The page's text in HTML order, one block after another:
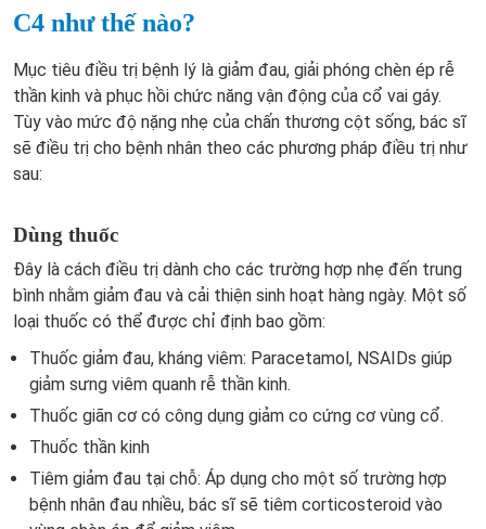
C4 như thế nào?
Mục tiêu điều trị bệnh lý là giảm đau, giải phóng chèn ép rễ
thần kinh và phục hồi chức năng vận động của cổ vai gáy.
Tùy vào mức độ nặng nhẹ của chấn thương cột sống, bác sĩ
sẽ điều trị cho bệnh nhân theo các phương pháp điều trị như
sau:
Dùng thuốc
Đây là cách điều trị dành cho các trường hợp nhẹ đến trung
bình nhằm giảm đau và cải thiện sinh hoạt hàng ngày. Một số
loại thuốc có thể được chỉ định bao gồm:
Thuốc giảm đau, kháng viêm: Paracetamol, NSAIDs giúp
giảm sưng viêm quanh rễ thần kinh.
Thuốc giãn cơ có công dụng giảm co cứng cơ vùng cổ.
Thuốc thần kinh
Tiêm giảm đau tại chỗ: Áp dụng cho một số trường hợp
bệnh nhân đau nhiều, bác sĩ sẽ tiêm corticosteroid vào